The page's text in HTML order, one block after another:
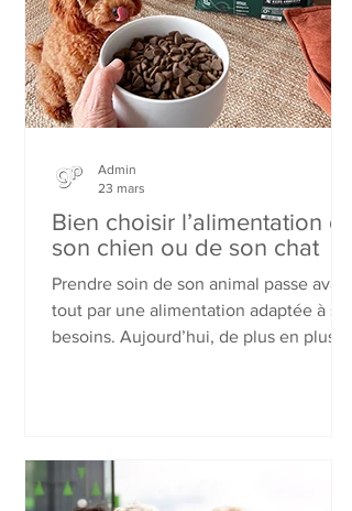
Bien choisir l’alimentation de
son chien ou de son chat
Prendre soin de son animal passe avant
tout par une alimentation adaptée à ses
besoins. Aujourd’hui, de plus en plus
par des experts en nutrition animale,
riches en protéines d’origine animale et
Admin
23 mars